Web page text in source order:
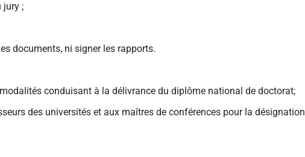
jury ;
documents, ni signer les rapports.
conduisant à la délivrance du diplôme national de doctorat;
des universités et aux maîtres de conférences pour la désignation